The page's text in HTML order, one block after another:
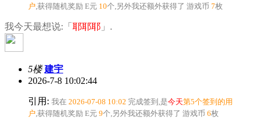
户 ,获得随机奖励 E元 10个 ,另外我还额外获得了 游戏币 7枚
我今天最想说:「 耶耶耶 」.
5楼 建宇
2026-7-8 10:02:44
引用: 我在 2026-07-08 10:02 完成签到,是今天第5个签到的用
户 ,获得随机奖励 E元 9个 ,另外我还额外获得了 游戏币 6枚